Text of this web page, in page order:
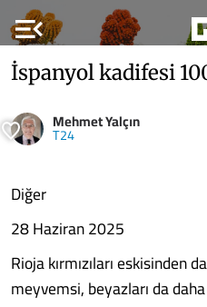
menu_open
İspanyol kadifesi
Mehmet Yalçın
T24
Diğer
28 Haziran 2025
Rioja kırmızıları eskisinden
meyvemsi, beyazları da